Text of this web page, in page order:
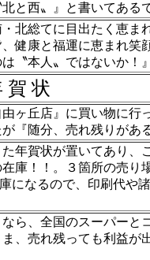
と西〟』と書いてある
総てに目出たく恵ま
健康と福運に恵まれ笑
〝本人〟ではないか！
賀 状
丘店』に買い物に行
『随分、売れ残りがあ
賀状が置いてあり、
庫！！。３箇所の売り
になるので、印刷代や
、全国のスーパーと
、売れ残っても利益が